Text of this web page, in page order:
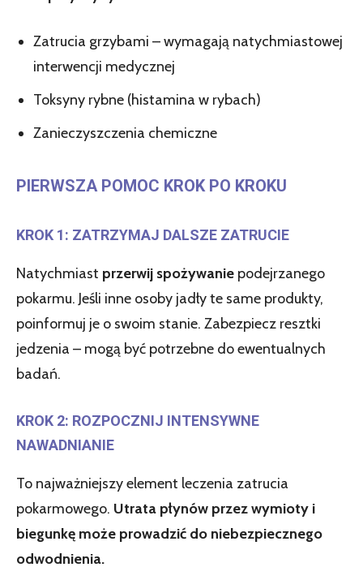
Zatrucia grzybami – wymagają natychmiastowej
interwencji medycznej
Toksyny rybne (histamina w rybach)
Zanieczyszczenia chemiczne
PIERWSZA POMOC KROK PO KROKU
KROK 1: ZATRZYMAJ DALSZE ZATRUCIE
Natychmiast przerwij spożywanie podejrzanego
pokarmu. Jeśli inne osoby jadły te same produkty,
poinformuj je o swoim stanie. Zabezpiecz resztki
jedzenia – mogą być potrzebne do ewentualnych
badań.
KROK 2: ROZPOCZNIJ INTENSYWNE
NAWADNIANIE
To najważniejszy element leczenia zatrucia
pokarmowego. Utrata płynów przez wymioty i
biegunkę może prowadzić do niebezpiecznego
odwodnienia.